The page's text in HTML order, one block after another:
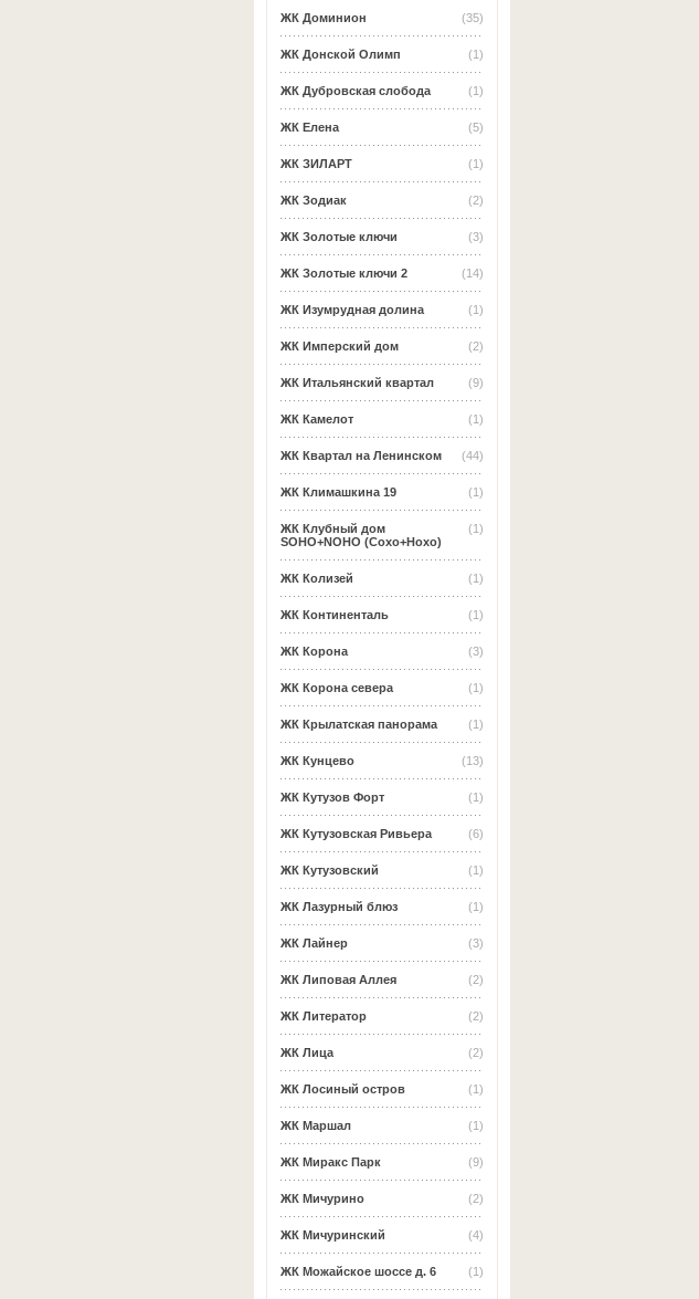
(35)
ЖК Доминион
(1)
ЖК Донской Олимп
(1)
ЖК Дубровская слобода
(5)
ЖК Елена
(1)
ЖК ЗИЛАРТ
(2)
ЖК Зодиак
(3)
ЖК Золотые ключи
(14)
ЖК Золотые ключи 2
(1)
ЖК Изумрудная долина
(2)
ЖК Имперский дом
(9)
ЖК Итальянский квартал
(1)
ЖК Камелот
(44)
ЖК Квартал на Ленинском
(1)
ЖК Климашкина 19
(1)
ЖК Клубный дом
SOHO+NOHO (Сохо+Нохо)
(1)
ЖК Колизей
(1)
ЖК Континенталь
(3)
ЖК Корона
(1)
ЖК Корона севера
(1)
ЖК Крылатская панорама
(13)
ЖК Кунцево
(1)
ЖК Кутузов Форт
(6)
ЖК Кутузовская Ривьера
(1)
ЖК Кутузовский
(1)
ЖК Лазурный блюз
(3)
ЖК Лайнер
(2)
ЖК Липовая Аллея
(2)
ЖК Литератор
(2)
ЖК Лица
(1)
ЖК Лосиный остров
(1)
ЖК Маршал
(9)
ЖК Миракс Парк
(2)
ЖК Мичурино
(4)
ЖК Мичуринский
(1)
ЖК Можайское шоссе д. 6